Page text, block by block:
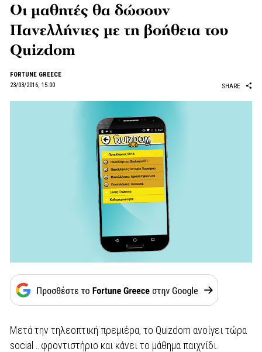
Οι μαθητές θα δώσουν
Πανελλήνιες με τη βοήθεια του
Quizdom
FORTUNE GREECE
23/03/2016, 15:00
SHARE
Μετά την τηλεοπτική πρεμιέρα, το Quizdom ανοίγει τώρα
social …φροντιστήριο και κάνει το μάθημα παιχνίδι.